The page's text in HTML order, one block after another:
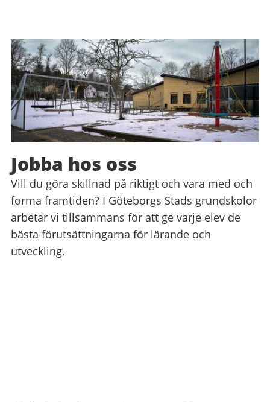
Jobba hos oss
Vill du göra skillnad på riktigt och vara med och
forma framtiden? I Göteborgs Stads grundskolor
arbetar vi tillsammans för att ge varje elev de
bästa förutsättningarna för lärande och
utveckling.